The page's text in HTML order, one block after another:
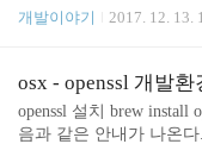
-rf CMakeCache.txt
개발이야기 2017. 12. 13.
osx - openssl 개발환
openssl 설치 brew install
음과 같은 안내가 나온다